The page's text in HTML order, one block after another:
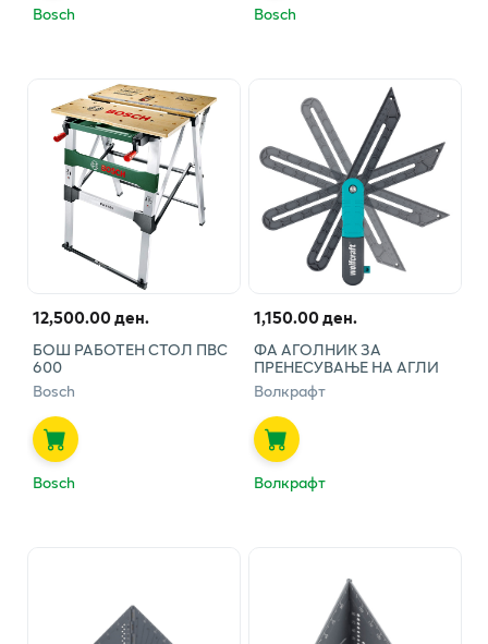
Bosch Bosch
12,500.00 ден.
БОШ РАБОТЕН СТОЛ ПВС
600
Bosch
Bosch
1,150.00 ден.
ФА АГОЛНИК ЗА
ПРЕНЕСУВАЊЕ НА АГЛИ
Волкрафт
Волкрафт